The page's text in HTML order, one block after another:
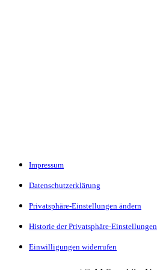
Impressum
Datenschutzerklärung
Privatsphäre-Einstellungen ändern
Historie der Privatsphäre-Einstellungen
Einwilligungen widerrufen